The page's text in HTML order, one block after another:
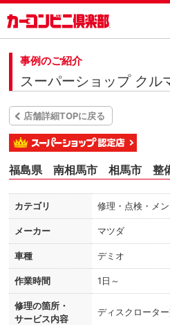
事例のご紹介
スーパーショップ クル
店舗詳細TOPに戻る
福島県 南相馬市 相馬市 整
カテゴリ 修理・点検・メ
メーカー マツダ
車種 デミオ
作業時間 1日～
修理の箇所・
サービス内容
ディスクロータ